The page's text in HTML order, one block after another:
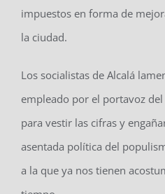
impuestos en forma de
la ciudad.
Los socialistas de Alcalá
empleado por el portavoz del
para vestir las cifras y
asentada política del
a la que ya nos tienen